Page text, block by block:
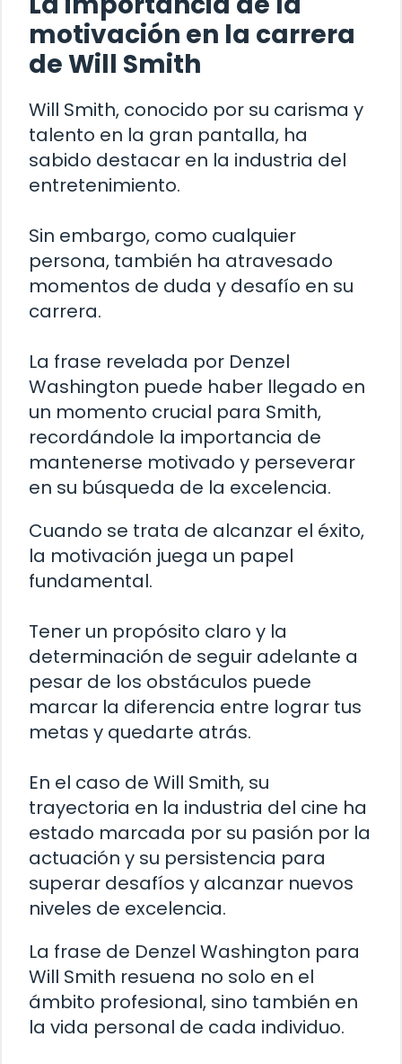
motivación en la carrera
de Will Smith
Will Smith, conocido por su carisma y
talento en la gran pantalla, ha
sabido destacar en la industria del
entretenimiento.
Sin embargo, como cualquier
persona, también ha atravesado
momentos de duda y desafío en su
carrera.
La frase revelada por Denzel
Washington puede haber llegado en
un momento crucial para Smith,
recordándole la importancia de
mantenerse motivado y perseverar
en su búsqueda de la excelencia.
Cuando se trata de alcanzar el éxito,
la motivación juega un papel
fundamental.
Tener un propósito claro y la
determinación de seguir adelante a
pesar de los obstáculos puede
marcar la diferencia entre lograr tus
metas y quedarte atrás.
En el caso de Will Smith, su
trayectoria en la industria del cine ha
estado marcada por su pasión por la
actuación y su persistencia para
superar desafíos y alcanzar nuevos
niveles de excelencia.
La frase de Denzel Washington para
Will Smith resuena no solo en el
ámbito profesional, sino también en
la vida personal de cada individuo.